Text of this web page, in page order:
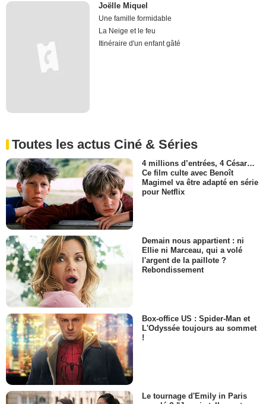
Joëlle Miquel
Une famille formidable
La Neige et le feu
Itinéraire d'un enfant gâté
Toutes les actus Ciné & Séries
4 millions d’entrées, 4 César…
Ce film culte avec Benoît
Magimel va être adapté en série
pour Netflix
Demain nous appartient : ni
Ellie ni Marceau, qui a volé
l'argent de la paillote ?
Rebondissement
Box-office US : Spider-Man et
L'Odyssée toujours au sommet
!
Le tournage d'Emily in Paris